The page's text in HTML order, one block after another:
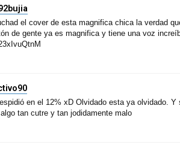
el cover de esta magnifica chica la verdad
de gente ya es magnifica y tiene una voz
en el 12% xD Olvidado esta ya olvidado. Y
tan cutre y tan jodidamente malo